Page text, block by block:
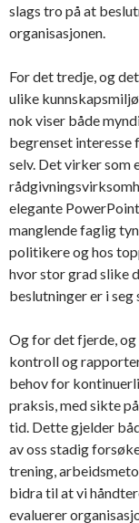
slags tro på at
organisasjonen.
For det tredje, og
ulike
nok viser både
begrenset interesse
selv. Det virker som
elegante
manglende faglig
politikere og hos
hvor stor grad slike
beslutninger er i seg
Og for det fjerde,
kontroll og
behov for
praksis, med sikte
tid. Dette gjelder
av oss stadig
trening,
bidra til at vi
evaluerer